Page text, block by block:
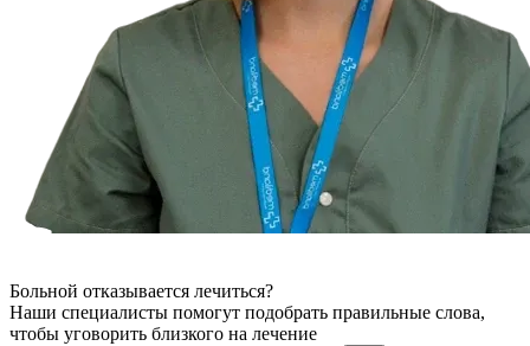
Больной отказывается лечиться?
Наши специалисты помогут подобрать правильные слова,
чтобы уговорить близкого на лечение